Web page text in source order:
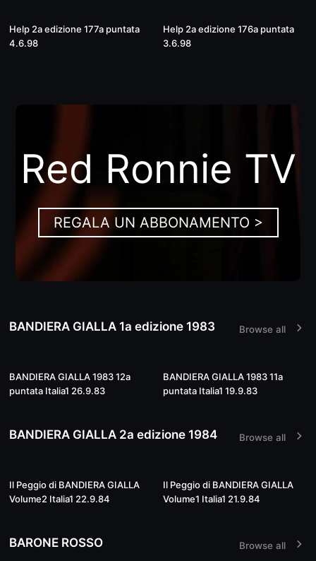
02:01:01
Help 2a edizione 177a puntata
4.6.98
01:56:52
Help 2a edizione 176a puntata
3.6.98
Red Ronnie TV
REGALA UN ABBONAMENTO >
BANDIERA GIALLA 1a edizione 1983 Browse all
41:26
BANDIERA GIALLA 1983 12a
puntata Italia1 26.9.83
40:20
BANDIERA GIALLA 1983 11a
puntata Italia1 19.9.83
BANDIERA GIALLA 2a edizione 1984 Browse all
53:38
Il Peggio di BANDIERA GIALLA
Volume2 Italia1 22.9.84
54:35
Il Peggio di BANDIERA GIALLA
Volume1 Italia1 21.9.84
BARONE ROSSO Browse all